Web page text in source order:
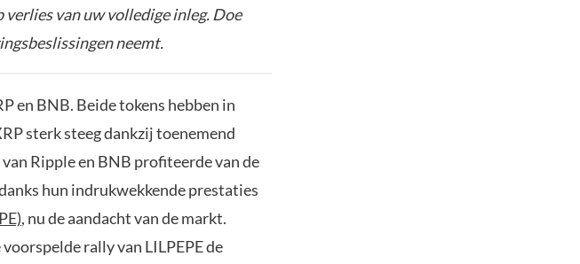
verlies van uw volledige inleg. Doe
neemt.
en BNB. Beide tokens hebben in
sterk steeg dankzij toenemend
Ripple en BNB profiteerde van de
hun indrukwekkende prestaties
, nu de aandacht van de markt.
rally van LILPEPE de